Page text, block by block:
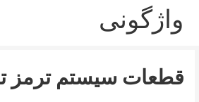
واژگونی
قطعات سیستم ترمز